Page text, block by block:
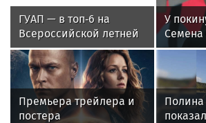
Анастасия
новостях